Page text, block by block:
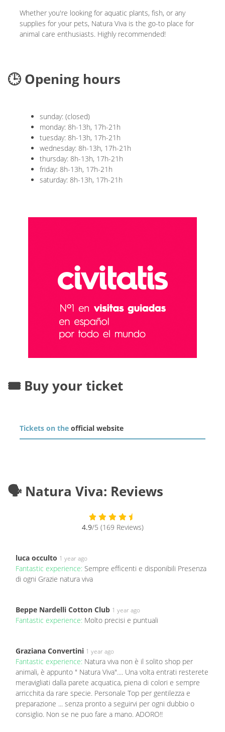
Whether you're looking for aquatic plants, fish, or any
supplies for your pets, Natura Viva is the go-to place for
animal care enthusiasts. Highly recommended!
🕒 Opening hours
sunday: (closed)
monday: 8h-13h, 17h-21h
tuesday: 8h-13h, 17h-21h
wednesday: 8h-13h, 17h-21h
thursday: 8h-13h, 17h-21h
friday: 8h-13h, 17h-21h
saturday: 8h-13h, 17h-21h
🎟️ Buy your ticket
Tickets on the official website
🗣️ Natura Viva: Reviews
4.9/5 (169 Reviews)
luca occulto 1 year ago
Fantastic experience: Sempre efficenti e disponibili Presenza
di ogni Grazie natura viva
Beppe Nardelli Cotton Club 1 year ago
Fantastic experience: Molto precisi e puntuali
Graziana Convertini 1 year ago
Fantastic experience: Natura viva non è il solito shop per
animali, è appunto " Natura Viva".... Una volta entrati resterete
meravigliati dalla parete acquatica, piena di colori e sempre
arricchita da rare specie. Personale Top per gentilezza e
preparazione ... senza pronto a seguirvi per ogni dubbio o
consiglio. Non se ne puo fare a mano. ADORO!!